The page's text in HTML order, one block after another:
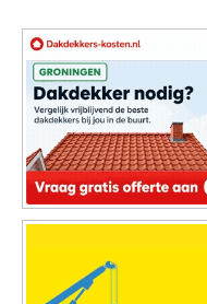
Foto's